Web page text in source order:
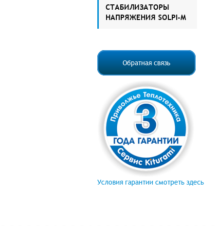
СТАБИЛИЗАТОРЫ
НАПРЯЖЕНИЯ SOLPI-M
Обратная связь
Условия гарантии смотреть здесь